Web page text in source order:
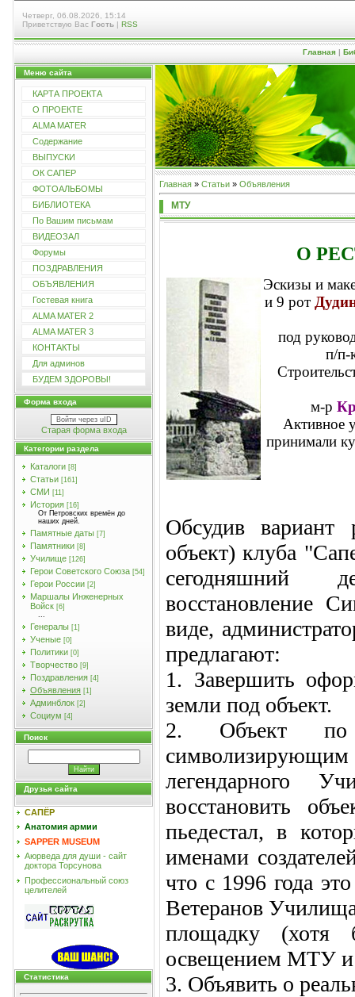
Четверг, 06.08.2026, 15:14
Приветствую Вас Гость | RSS
Главная|
Меню сайта
КАРТА ПРОЕКТА
О ПРОЕКТЕ
ALMA MATER
Содержание
ВЫПУСКИ
ОК САПЕР
ФОТОАЛЬБОМЫ
БИБЛИОТЕКА
По Вашим письмам
ВИДЕОЗАЛ
Форумы
ПОЗДРАВЛЕНИЯ
ОБЪЯВЛЕНИЯ
Гостевая книга
ALMA MATER 2
ALMA MATER 3
КОНТАКТЫ
Для админов
БУДЕМ ЗДОРОВЫ!
Форма входа
Войти через uID
Старая форма входа
Категории раздела
Каталоги [8]
Статьи [161]
СМИ [11]
История [16]
От Петровских времён до
наших дней.
Памятные даты [7]
Памятники [8]
Училищe [126]
Герои Советского Союза [54]
Герои России [2]
Маршалы Инженерных
Войск [6]
...
Генералы [1]
Ученые [0]
Политики [0]
Творчество [9]
Поздравления [4]
Объявления [1]
Админблок [2]
Социум [4]
Поиск
Друзья сайта
САПЁР
Анатомия армии
SAPPER MUSEUM
Аюрведа для души - сайт
доктора Торсунова
Профессиональный союз
целителей
Статистика
Главная » Статьи » Объявления
МТУ
О
Эскизы и
и 9 рот
под
п/п-
м-р
Активное
принимали
Обсудив
объект) клуба
сегодняшний
восстановление
виде,
предлагают:
1. Завершить
земли под объект.
2. Объект по
легендарного
восстановить
пьедестал, в
именами
что с 1996 года
Ветеранов
площадку (хотя
освещением МТУ и
3. Объявить о